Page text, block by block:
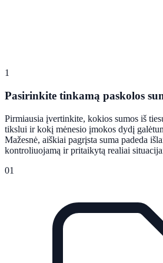
1
Pasirinkite tinkamą paskolos
Pirmiausia įvertinkite, kokios sumos iš
tikslui ir kokį mėnesio įmokos dydį
Mažesnė, aiškiai pagrįsta suma padeda
kontroliuojamą ir pritaikytą realiai
01